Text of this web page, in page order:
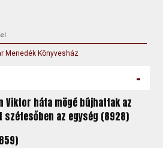
Menedék Könyvesház
-
Viktor háta mögé bújhattak az
az egység (8928)